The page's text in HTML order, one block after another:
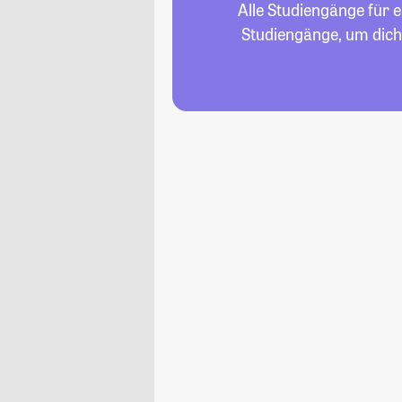
Alle Studiengänge für
Studiengänge, um